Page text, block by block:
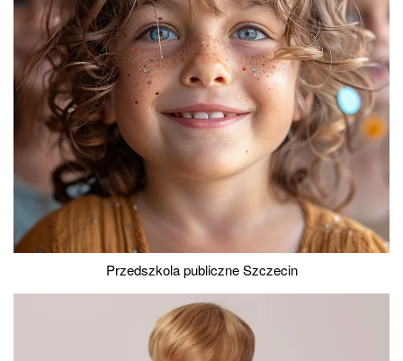
Przedszkola publiczne Szczecin